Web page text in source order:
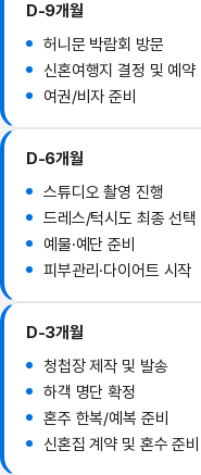
D-9개월
허니문 박람회 방문
신혼여행지 결정 및 예약
여권/비자 준비
D-6개월
스튜디오 촬영 진행
드레스/턱시도 최종 선택
예물·예단 준비
피부관리·다이어트 시작
D-3개월
청첩장 제작 및 발송
하객 명단 확정
혼주 한복/예복 준비
신혼집 계약 및 혼수 준비